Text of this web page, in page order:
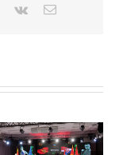
Pinterest
Vk Email